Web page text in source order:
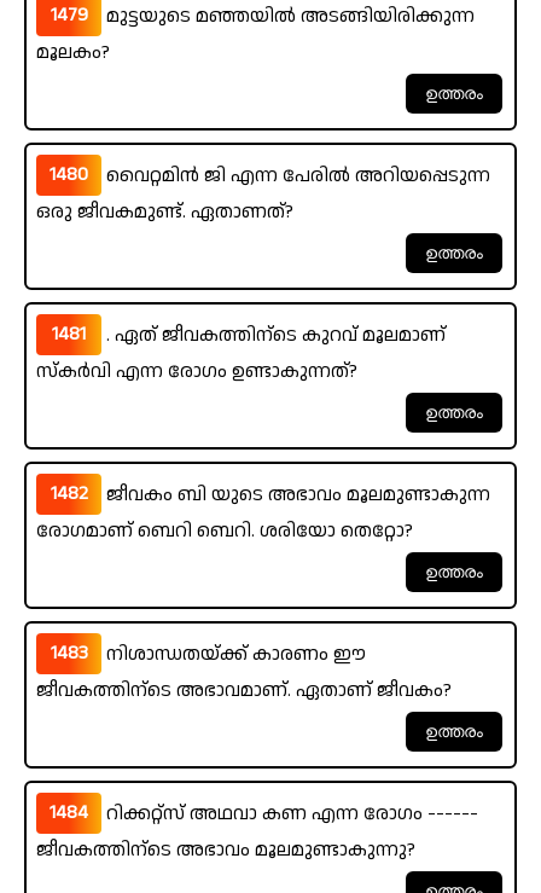
1479
മുട്ടയുടെ മഞ്ഞയിൽ അടങ്ങിയിരിക്കുന്ന
മൂലകം?
1480
വൈറ്റമിൻ ജി എന്ന പേരിൽ അറിയപ്പെടുന്ന
ഒരു ജീവകമുണ്ട്. ഏതാണത്?
1481
. ഏത് ജീവകത്തിന്ടെ കുറവ് മൂലമാണ്
സ്കർവി എന്ന രോഗം ഉണ്ടാകുന്നത്?
1482
ജീവകം ബി യുടെ അഭാവം മൂലമുണ്ടാകുന്ന
രോഗമാണ് ബെറി ബെറി. ശരിയോ തെറ്റോ?
1483
നിശാന്ധതയ്ക്ക് കാരണം ഈ
ജീവകത്തിന്ടെ അഭാവമാണ്. ഏതാണ് ജീവകം?
1484
റിക്കറ്റ്സ് അഥവാ കണ എന്ന രോഗം ------
ജീവകത്തിന്ടെ അഭാവം മൂലമുണ്ടാകുന്നു?